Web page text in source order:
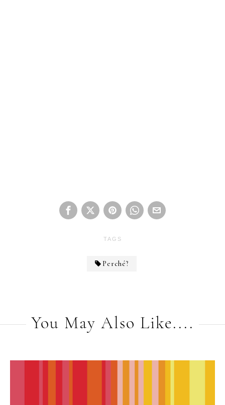
TAGS
Perché?
You May Also Like....